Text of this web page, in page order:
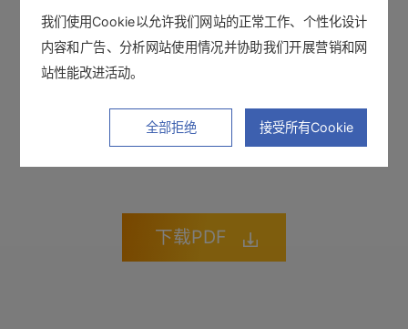
LCR测试仪IM3523
4端子探头9500-10
数可能会有更改，请以现在发行的为准。
下载PDF
我们使用Cookie以允许我们网站的正常工作、个性化设计
内容和广告、分析网站使用情况并协助我们开展营销和网
站性能改进活动。
全部拒绝 接受所有Cookie